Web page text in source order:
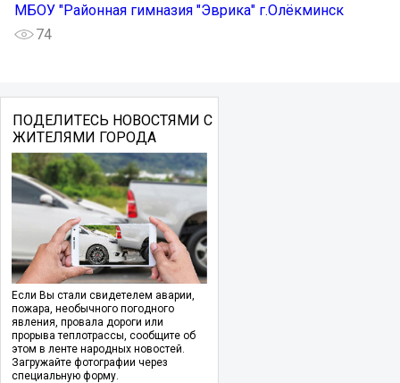
МБОУ "Районная гимназия "Эврика" г.Олёкминск
74
ПОДЕЛИТЕСЬ НОВОСТЯМИ С
ЖИТЕЛЯМИ ГОРОДА
Если Вы стали свидетелем аварии,
пожара, необычного погодного
явления, провала дороги или
прорыва теплотрассы, сообщите об
этом в ленте народных новостей.
Загружайте фотографии через
специальную форму.